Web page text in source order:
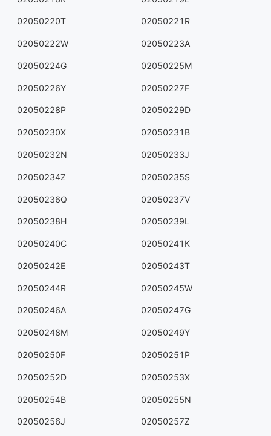
02050220T 02050221R
02050222W 02050223A
02050224G 02050225M
02050226Y 02050227F
02050228P 02050229D
02050230X 02050231B
02050232N 02050233J
02050234Z 02050235S
02050236Q 02050237V
02050238H 02050239L
02050240C 02050241K
02050242E 02050243T
02050244R 02050245W
02050246A 02050247G
02050248M 02050249Y
02050250F 02050251P
02050252D 02050253X
02050254B 02050255N
02050256J 02050257Z